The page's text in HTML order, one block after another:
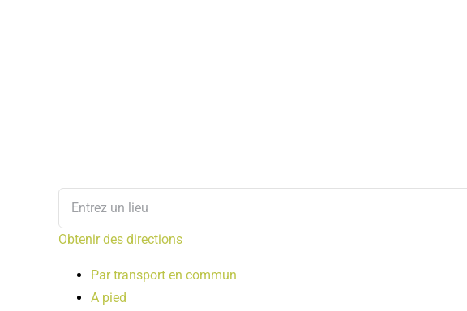
Obtenir des directions
Par transport en commun
A pied